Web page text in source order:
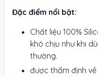
Đặc điểm nổi bật:
Chất liệu 100%
khó chịu như khi
thường.
được thẩm định